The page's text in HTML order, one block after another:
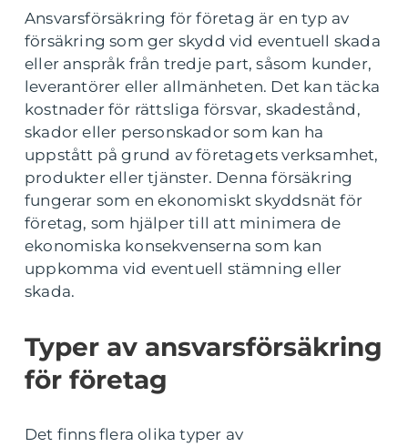
Ansvarsförsäkring för företag är en typ av
försäkring som ger skydd vid eventuell skada
eller anspråk från tredje part, såsom kunder,
leverantörer eller allmänheten. Det kan täcka
kostnader för rättsliga försvar, skadestånd,
skador eller personskador som kan ha
uppstått på grund av företagets verksamhet,
produkter eller tjänster. Denna försäkring
fungerar som en ekonomiskt skyddsnät för
företag, som hjälper till att minimera de
ekonomiska konsekvenserna som kan
uppkomma vid eventuell stämning eller
skada.
Typer av ansvarsförsäkring
för företag
Det finns flera olika typer av